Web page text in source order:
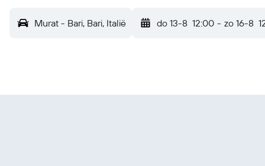
Murat - Bari, Bari, Italië do 13-8 12:00 - zo 16-8